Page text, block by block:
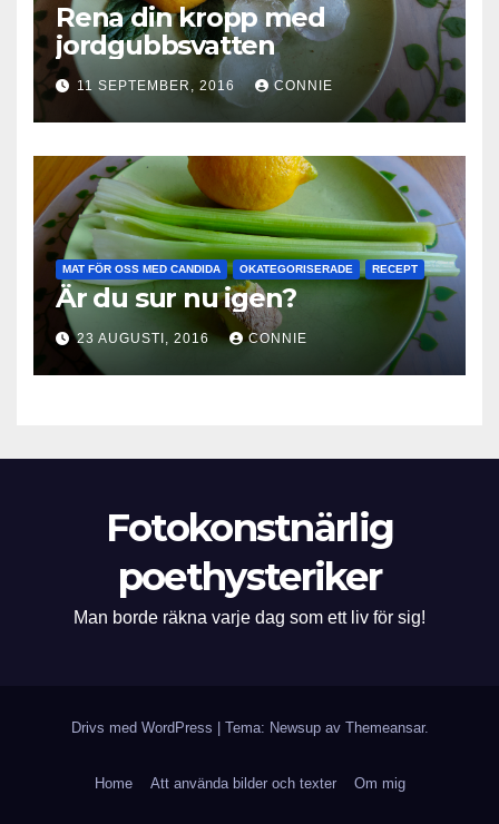
Rena din kropp med
jordgubbsvatten
11 SEPTEMBER, 2016 CONNIE
MAT FÖR OSS MED CANDIDA OKATEGORISERADE RECEPT
Är du sur nu igen?
23 AUGUSTI, 2016 CONNIE
Fotokonstnärlig
poethysteriker
Man borde räkna varje dag som ett liv för sig!
Drivs med WordPress Tema: Newsup av Themeansar.
Home Att använda bilder och texter Om mig